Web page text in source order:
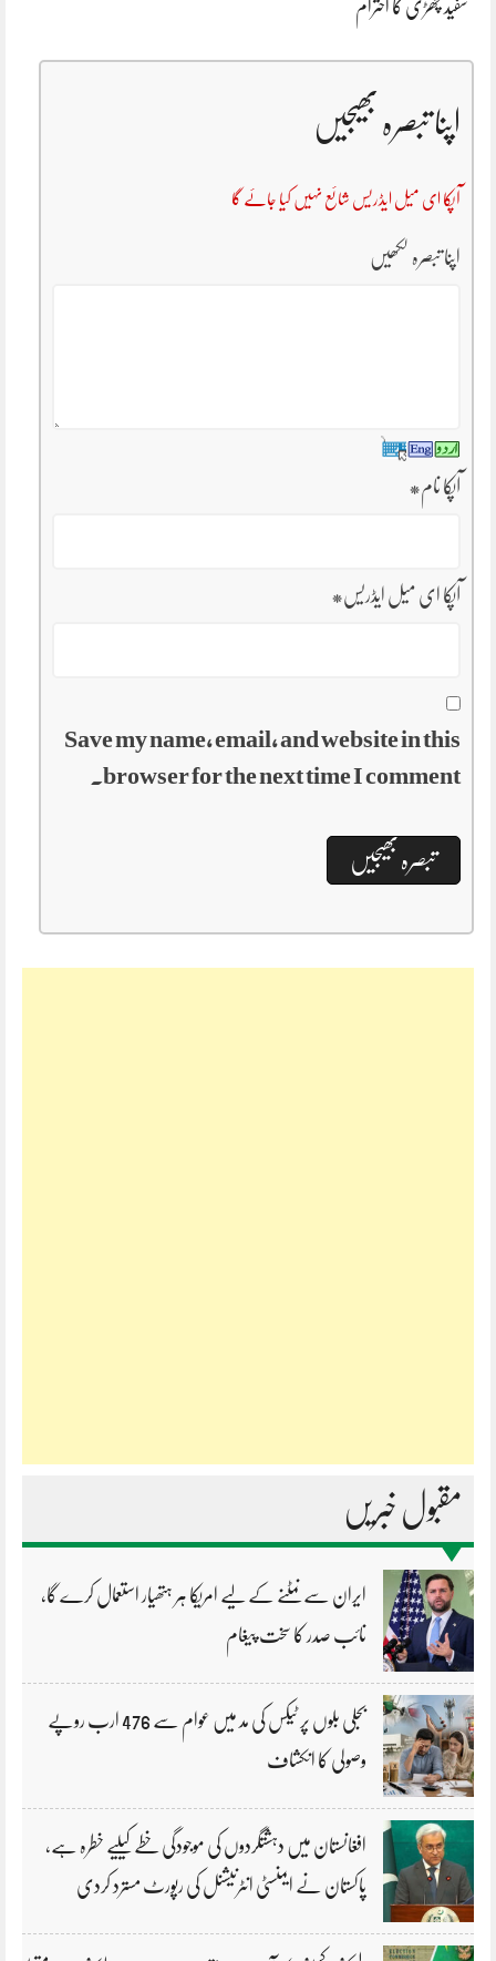
سفید چھڑی کا احترام
اپنا تبصرہ بھیجیں
آپکا ای میل ایڈریس شائع نہیں کیا جائے گا
اپنا تبصرہ لکھیں
آپکا نام*
آپکا ای میل ایڈریس*
Save my name, email, and website in this
browser for the next time I comment.
مقبول خبریں
ایران سے نمٹنے کے لیے امریکا ہر ہتھیار استعمال کرے گا،
نائب صدر کا سخت پیغام
بجلی بلوں پر ٹیکس کی مد میں عوام سے 476 ارب روپے
وصولی کا انکشاف
افغانستان میں دہشتگردوں کی موجودگی خطے کیلیے خطرہ ہے،
پاکستان نے ایمنسٹی انٹرنیشنل کی رپورٹ مسترد کردی